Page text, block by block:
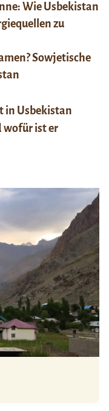
Wie Usbekistan
zu
Sowjetische
in Usbekistan
wofür ist er